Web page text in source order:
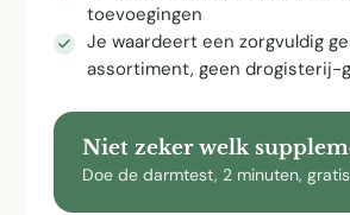
toevoegingen
Je waardeert een zorgvuldig
assortiment, geen drogisterij-
Niet zeker welk
Doe de darmtest, 2 minuten,